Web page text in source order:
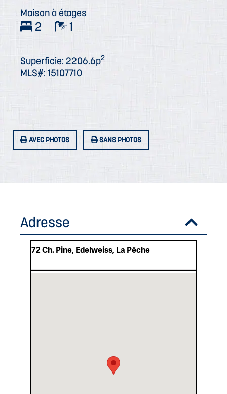
Maison à étages
2 1
Superficie: 2206.6p2
MLS#: 15107710
AVEC PHOTOS SANS PHOTOS
Adresse
72 Ch. Pine, Edelweiss, La Pêche